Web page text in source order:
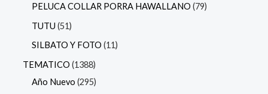
PELUCA COLLAR PORRA HAWALLANO 79
TUTU 51
SILBATO Y FOTO 11
TEMATICO 1388
Año Nuevo 295